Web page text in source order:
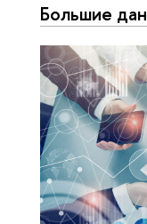
Большие